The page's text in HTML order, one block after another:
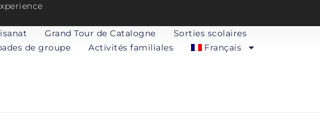
Grand Tour de Catalogne
Sorties scolaires
de groupe
Activités familiales Français